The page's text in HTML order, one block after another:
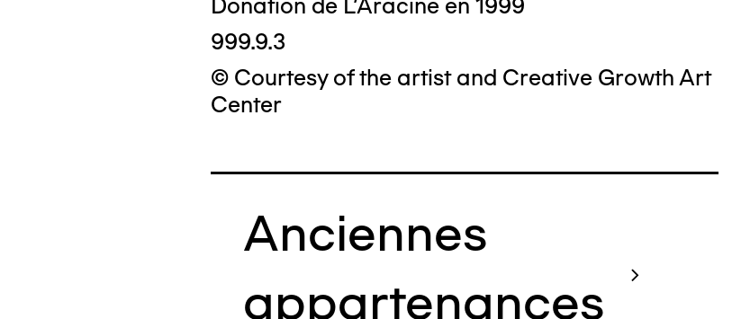
Donation de L'Aracine en 1999
999.9.3
© Courtesy of the artist and Creative Growth Art
Center
Anciennes
appartenances